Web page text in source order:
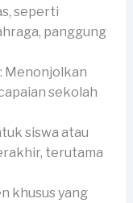
seperti
panggung
Menonjolkan
sekolah
siswa atau
terutama
khusus yang